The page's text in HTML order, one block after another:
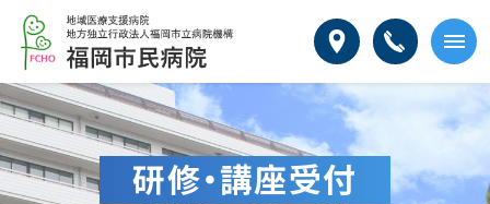
メ
ニ
ュ
ー
へ
福
岡
市
民
病
院
研修・講座受付